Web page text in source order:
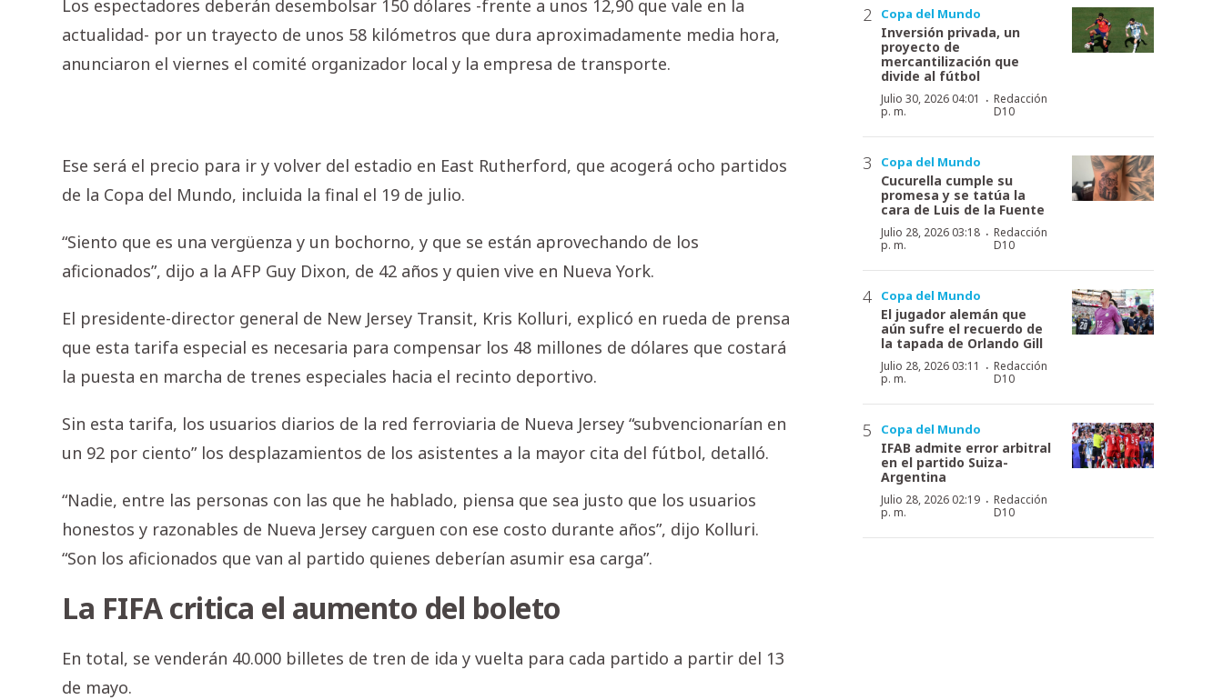
Los espectadores deberán desembolsar 150 dólares -frente a unos 12,90 que vale en la
actualidad- por un trayecto de unos 58 kilómetros que dura aproximadamente media hora,
anunciaron el viernes el comité organizador local y la empresa de transporte.
Ese será el precio para ir y volver del estadio en East Rutherford, que acogerá ocho partidos
de la Copa del Mundo, incluida la final el 19 de julio.
“Siento que es una vergüenza y un bochorno, y que se están aprovechando de los
aficionados”, dijo a la AFP Guy Dixon, de 42 años y quien vive en Nueva York.
El presidente-director general de New Jersey Transit, Kris Kolluri, explicó en rueda de prensa
que esta tarifa especial es necesaria para compensar los 48 millones de dólares que costará
la puesta en marcha de trenes especiales hacia el recinto deportivo.
Sin esta tarifa, los usuarios diarios de la red ferroviaria de Nueva Jersey “subvencionarían en
un 92 por ciento” los desplazamientos de los asistentes a la mayor cita del fútbol, detalló.
“Nadie, entre las personas con las que he hablado, piensa que sea justo que los usuarios
honestos y razonables de Nueva Jersey carguen con ese costo durante años”, dijo Kolluri.
“Son los aficionados que van al partido quienes deberían asumir esa carga”.
La FIFA critica el aumento del boleto
En total, se venderán 40.000 billetes de tren de ida y vuelta para cada partido a partir del 13
de mayo.
Copa del Mundo
Inversión privada, un
proyecto de
mercantilización que
divide al fútbol
Julio 30, 2026 04:01
p. m.
· Redacción
D10
Copa del Mundo
Cucurella cumple su
promesa y se tatúa la
cara de Luis de la Fuente
Julio 28, 2026 03:18
p. m.
· Redacción
D10
Copa del Mundo
El jugador alemán que
aún sufre el recuerdo de
la tapada de Orlando Gill
Julio 28, 2026 03:11
p. m.
· Redacción
D10
Copa del Mundo
IFAB admite error arbitral
en el partido Suiza-
Argentina
Julio 28, 2026 02:19
p. m.
· Redacción
D10